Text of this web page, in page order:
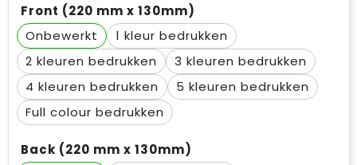
Front (220 mm x 130mm)
Onbewerkt
1
2
3
4
5
Full colour
Back (220 mm x 130mm)